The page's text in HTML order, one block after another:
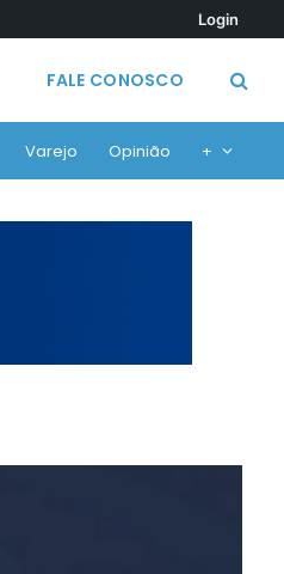
Login
FALE CONOSCO
Varejo Opinião +